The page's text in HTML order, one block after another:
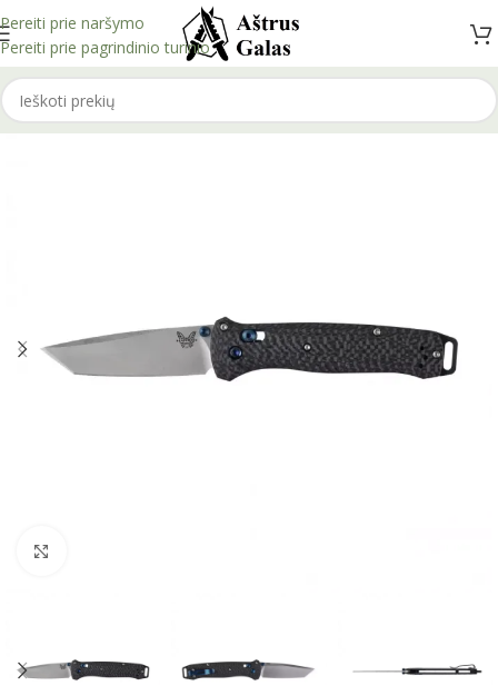
Pereiti prie naršymo
Pereiti prie pagrindinio turinio